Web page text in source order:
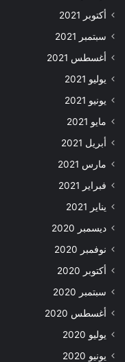
أكتوبر 2021
سبتمبر 2021
أغسطس 2021
يوليو 2021
يونيو 2021
مايو 2021
أبريل 2021
مارس 2021
فبراير 2021
يناير 2021
ديسمبر 2020
نوفمبر 2020
أكتوبر 2020
سبتمبر 2020
أغسطس 2020
يوليو 2020
يونيو 2020